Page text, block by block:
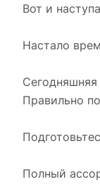
Вот и
Настало
Сегодняшняя
Правильно
Полный